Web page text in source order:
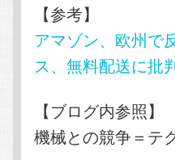
【参考】
アマゾン、欧州
ス、無料配送に
【ブログ内参照】
機械との競争＝テ